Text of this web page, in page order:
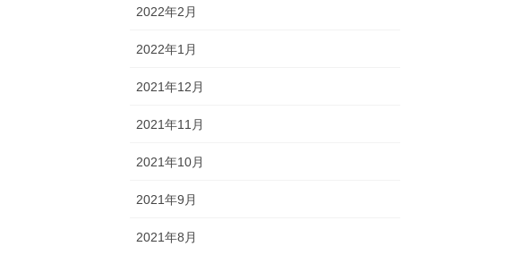
2022年2月
2022年1月
2021年12月
2021年11月
2021年10月
2021年9月
2021年8月